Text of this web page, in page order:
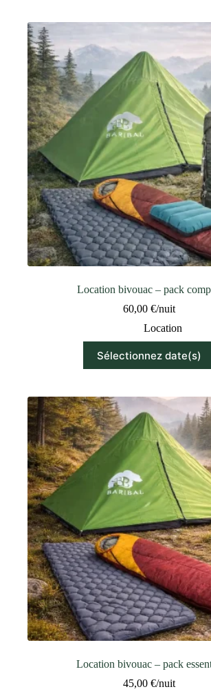
Location bivouac – pack
60,00€/nuit
Location
Sélectionnez date(s)
Location bivouac – pack
45,00€/nuit